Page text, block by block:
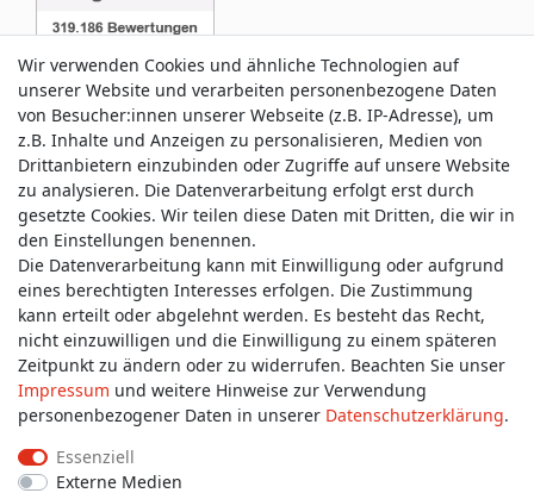
Service & Kontakt
Wünschen Sie einen Rückruf?
service@allmyclothes.de
Schreiben Sie uns:
service@allmyclothes.de
Wir verwenden Cookies und ähnliche Technologien auf
unserer Website und verarbeiten personenbezogene Daten
von Besucher:innen unserer Webseite (z.B. IP-Adresse), um
z.B. Inhalte und Anzeigen zu personalisieren, Medien von
Drittanbietern einzubinden oder Zugriffe auf unsere Website
zu analysieren. Die Datenverarbeitung erfolgt erst durch
gesetzte Cookies. Wir teilen diese Daten mit Dritten, die wir in
den Einstellungen benennen.
Die Datenverarbeitung kann mit Einwilligung oder aufgrund
eines berechtigten Interesses erfolgen. Die Zustimmung
kann erteilt oder abgelehnt werden. Es besteht das Recht,
nicht einzuwilligen und die Einwilligung zu einem späteren
Zeitpunkt zu ändern oder zu widerrufen. Beachten Sie unser
Impressum und weitere Hinweise zur Verwendung
personenbezogener Daten in unserer Daten­schutz­erklärung.
Essenziell
Externe Medien